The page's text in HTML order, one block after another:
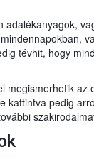
tévhit, hogy
az
kattintva pedig